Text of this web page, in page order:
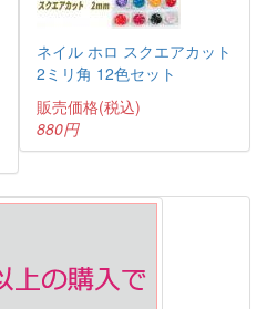
ネイル ホロ スクエアカット
2ミリ角 12色セット
販売価格(税込)
880円